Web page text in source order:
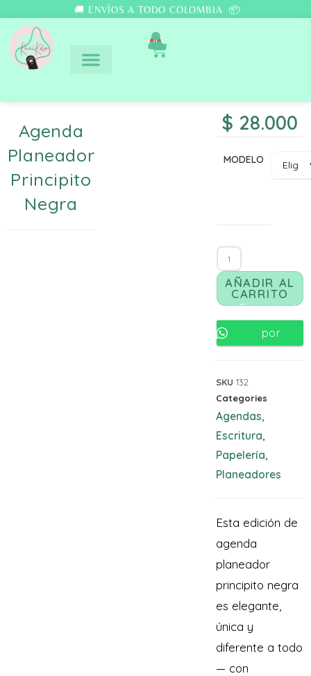
🚚 ENVÍOS A TODO COLOMBIA 📦
0
Agenda
Planeador
Principito
Negra
$ 28.000
MODELO
AÑADIR AL
CARRITO
Comunicate
por
SKU 132
Categories
Agendas
Escritura
Papelería
Planeadores
Esta edición de
agenda
planeador
principito negra
es elegante,
única y
diferente a todo
— con